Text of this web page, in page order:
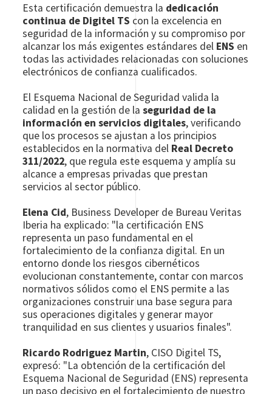
Esta certificación demuestra la dedicación
continua de Digitel TS con la excelencia en
seguridad de la información y su compromiso por
alcanzar los más exigentes estándares del ENS en
todas las actividades relacionadas con soluciones
electrónicos de confianza cualificados.
El Esquema Nacional de Seguridad valida la
calidad en la gestión de laseguridad de la
información en servicios digitales, verificando
que los procesos se ajustan a los principios
establecidos en la normativa del Real Decreto
311/2022, que regula este esquema y amplía su
alcance a empresas privadas que prestan
servicios al sector público.
Elena Cid, Business Developer de Bureau Veritas
Iberia ha explicado: "la certificación ENS
representa un paso fundamental en el
fortalecimiento de la confianza digital. En un
entorno donde los riesgos cibernéticos
evolucionan constantemente, contar con marcos
normativos sólidos como el ENS permite a las
organizaciones construir una base segura para
sus operaciones digitales y generar mayor
tranquilidad en sus clientes y usuarios finales".
Ricardo Rodriguez Martin, CISO Digitel TS,
expresó: "La obtención de la certificación del
Esquema Nacional de Seguridad (ENS) representa
un paso decisivo en el fortalecimiento de nuestro